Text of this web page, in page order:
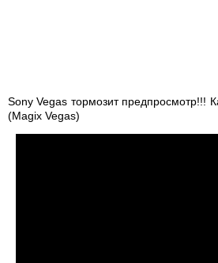
Sony Vegas тормозит предпросмотр!!!
(Magix Vegas)